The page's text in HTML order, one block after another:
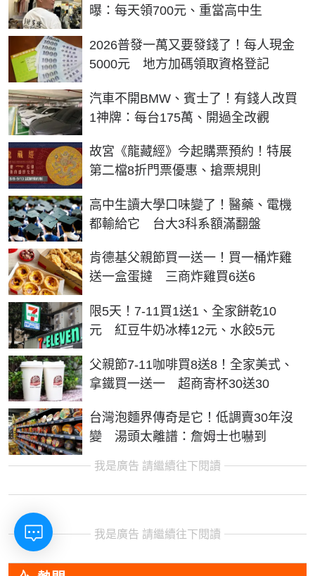
曝：每天領700元、重當高中生
2026普發一萬又要發錢了！每人現金
5000元 地方加碼領取資格登記
汽車不開BMW、賓士了！有錢人改買
1神牌：每台175萬、開過全改觀
故宮《龍藏經》今起購票預約！特展
第二檔8折門票優惠、搶票規則
高中生讀大學口味變了！醫藥、電機
都輸給它 台大3科系額滿翻盤
肯德基父親節買一送一！買一桶炸雞
送一盒蛋撻 三商炸雞買6送6
限5天！7-11買1送1、全家餅乾10
元 紅豆牛奶冰棒12元、水餃5元
父親節7-11咖啡買8送8！全家美式、
拿鐵買一送一 超商寄杯30送30
台灣泡麵界傳奇是它！低調賣30年沒
變 湯頭太離譜：詹姆士也嚇到
我是廣告 請繼續往下閱讀
我是廣告 請繼續往下閱讀